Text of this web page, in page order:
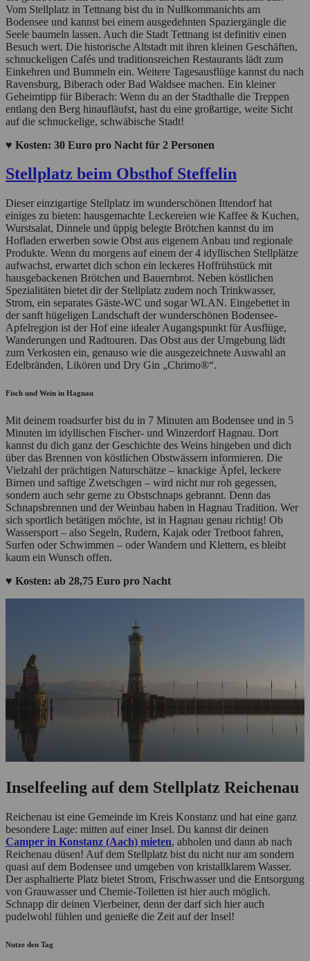
Vom Stellplatz in Tettnang bist du in Nullkommanichts am
Bodensee und kannst bei einem ausgedehnten Spaziergängle die
Seele baumeln lassen. Auch die Stadt Tettnang ist definitiv einen
Besuch wert. Die historische Altstadt mit ihren kleinen Geschäften,
schnuckeligen Cafés und traditionsreichen Restaurants lädt zum
Einkehren und Bummeln ein. Weitere Tagesausflüge kannst du nach
Ravensburg, Biberach oder Bad Waldsee machen. Ein kleiner
Geheimtipp für Biberach: Wenn du an der Stadthalle die Treppen
entlang den Berg hinaufläufst, hast du eine großartige, weite Sicht
auf die schnuckelige, schwäbische Stadt!
♥ Kosten: 30 Euro pro Nacht für 2 Personen
Stellplatz beim Obsthof Steffelin
Dieser einzigartige Stellplatz im wunderschönen Ittendorf hat
einiges zu bieten: hausgemachte Leckereien wie Kaffee & Kuchen,
Wurstsalat, Dinnele und üppig belegte Brötchen kannst du im
Hofladen erwerben sowie Obst aus eigenem Anbau und regionale
Produkte. Wenn du morgens auf einem der 4 idyllischen Stellplätze
aufwachst, erwartet dich schon ein leckeres Hoffrühstück mit
hausgebackenen Brötchen und Bauernbrot. Neben köstlichen
Spezialitäten bietet dir der Stellplatz zudem noch Trinkwasser,
Strom, ein separates Gäste-WC und sogar WLAN. Eingebettet in
der sanft hügeligen Landschaft der wunderschönen Bodensee-
Apfelregion ist der Hof eine idealer Augangspunkt für Ausflüge,
Wanderungen und Radtouren. Das Obst aus der Umgebung lädt
zum Verkosten ein, genauso wie die ausgezeichnete Auswahl an
Edelbränden, Likören und Dry Gin „Chrimo®“.
Fisch und Wein in Hagnau
Mit deinem roadsurfer bist du in 7 Minuten am Bodensee und in 5
Minuten im idyllischen Fischer- und Winzerdorf Hagnau. Dort
kannst du dich ganz der Geschichte des Weins hingeben und dich
über das Brennen von köstlichen Obstwässern informieren. Die
Vielzahl der prächtigen Naturschätze – knackige Äpfel, leckere
Birnen und saftige Zwetschgen – wird nicht nur roh gegessen,
sondern auch sehr gerne zu Obstschnaps gebrannt. Denn das
Schnapsbrennen und der Weinbau haben in Hagnau Tradition. Wer
sich sportlich betätigen möchte, ist in Hagnau genau richtig! Ob
Wassersport – also Segeln, Rudern, Kajak oder Tretboot fahren,
Surfen oder Schwimmen – oder Wandern und Klettern, es bleibt
kaum ein Wunsch offen.
♥ Kosten: ab 28,75 Euro pro Nacht
Inselfeeling auf dem Stellplatz Reichenau
Reichenau ist eine Gemeinde im Kreis Konstanz und hat eine ganz
besondere Lage: mitten auf einer Insel. Du kannst dir deinen
Camper in Konstanz (Aach) mieten, abholen und dann ab nach
Reichenau düsen! Auf dem Stellplatz bist du nicht nur am sondern
quasi auf dem Bodensee und umgeben von kristallklarem Wasser.
Der asphaltierte Platz bietet Strom, Frischwasser und die Entsorgung
von Grauwasser und Chemie-Toiletten ist hier auch möglich.
Schnapp dir deinen Vierbeiner, denn der darf sich hier auch
pudelwohl fühlen und genieße die Zeit auf der Insel!
Nutze den Tag